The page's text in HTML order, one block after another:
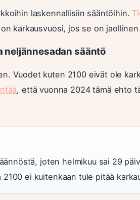
laskennallisiin sääntöihin.
karkausvuosi, jos se on
neljännesadan sääntö
Vuodet kuten 2100 eivät ole
, että vuonna 2024 tämä ehto
joten helmikuu sai 29
ei kuitenkaan tule pitää